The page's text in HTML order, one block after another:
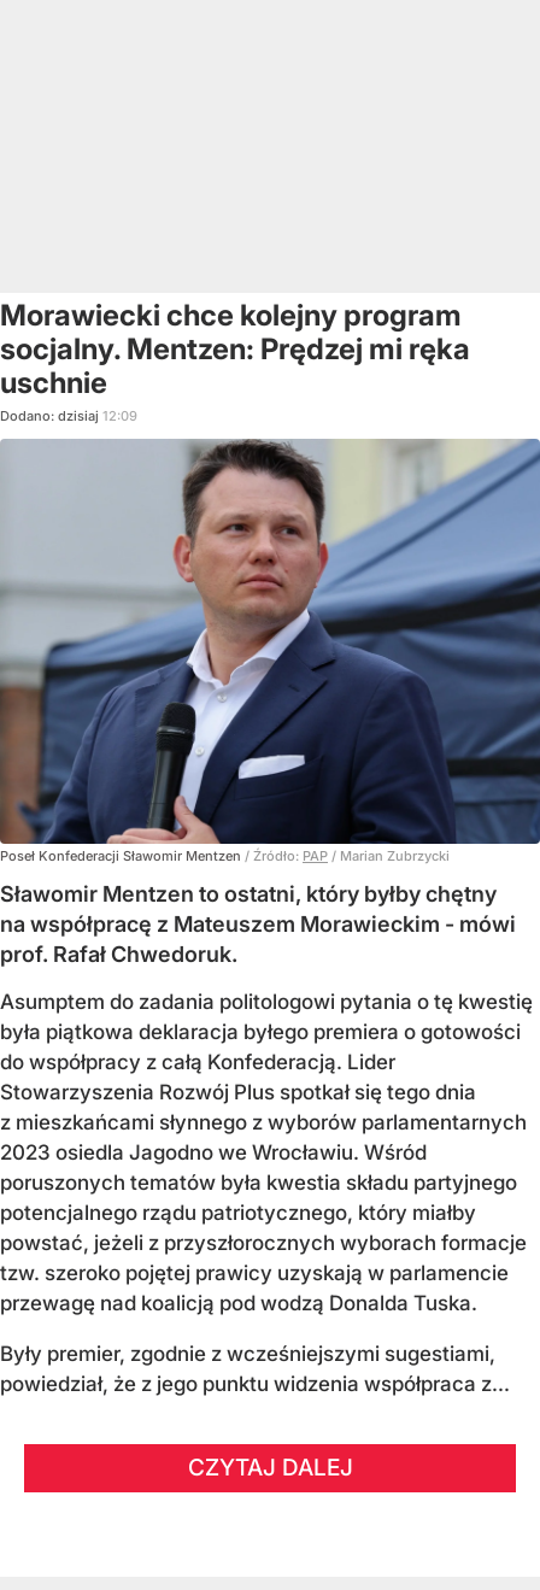
Morawiecki chce kolejny program
socjalny. Mentzen: Prędzej mi ręka
uschnie
Dodano: dzisiaj 12:09
Poseł Konfederacji Sławomir Mentzen / Źródło: PAP / Marian Zubrzycki
Sławomir Mentzen to ostatni, który byłby chętny
na współpracę z Mateuszem Morawieckim - mówi
prof. Rafał Chwedoruk.
Asumptem do zadania politologowi pytania o tę kwestię
była piątkowa deklaracja byłego premiera o gotowości
do współpracy z całą Konfederacją. Lider
Stowarzyszenia Rozwój Plus spotkał się tego dnia
z mieszkańcami słynnego z wyborów parlamentarnych
2023 osiedla Jagodno we Wrocławiu. Wśród
poruszonych tematów była kwestia składu partyjnego
potencjalnego rządu patriotycznego, który miałby
powstać, jeżeli z przyszłorocznych wyborach formacje
tzw. szeroko pojętej prawicy uzyskają w parlamencie
przewagę nad koalicją pod wodzą Donalda Tuska.
Były premier, zgodnie z wcześniejszymi sugestiami,
powiedział, że z jego punktu widzenia współpraca z...
CZYTAJ DALEJ